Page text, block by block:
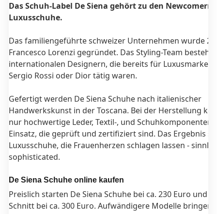
Das Schuh-Label De Siena gehört zu den Newcomern
Luxusschuhe.
Das familiengeführte schweizer Unternehmen wurde
Francesco Lorenzi gegründet. Das Styling-Team besteht
internationalen Designern, die bereits für Luxusmarken
Sergio Rossi oder Dior tätig waren.
Gefertigt werden De Siena Schuhe nach italienischer
Handwerkskunst in der Toscana. Bei der Herstellung
nur hochwertige Leder, Textil-, und Schuhkomponenten
Einsatz, die geprüft und zertifiziert sind. Das Ergebnis
Luxusschuhe, die Frauenherzen schlagen lassen -
sophisticated.
De Siena Schuhe online kaufen
Preislich starten De Siena Schuhe bei ca. 230 Euro und
Schnitt bei ca. 300 Euro. Aufwändigere Modelle bringen